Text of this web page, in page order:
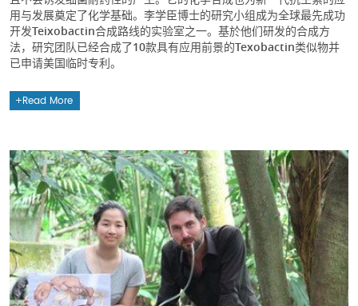
用与发展奠定了化学基础。李学臣博士的研究小组成为全球最先成功
开发Teixobactin合成路线的实验室之一。基於他们研发的合成方
法，研究团队已经合成了10款具有应用前景的Texobactin类似物并
已申请美国临时专利。
Read More